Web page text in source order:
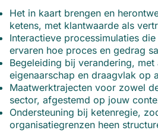
Het in kaart brengen en
ketens, met klantwaarde als
Interactieve processimulaties
ervaren hoe proces en gedrag
Begeleiding bij verandering,
eigenaarschap en draagvlak op
Maatwerktrajecten voor zowel
sector, afgestemd op jouw
Ondersteuning bij ketenregie,
organisatiegrenzen heen